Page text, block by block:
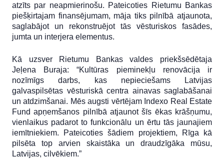
atzīts par neapmierinošu. Pateicoties Rietumu Bankas
piešķirtajam finansējumam, māja tiks pilnībā atjaunota,
saglabājot un rekonstruējot tās vēsturiskos fasādes,
jumta un interjera elementus.
Kā uzsver Rietumu Bankas valdes priekšsēdētaja
Jeļena Buraja: “Kultūras pieminekļu renovācija ir
nozīmīgs darbs, kas nepieciešams Latvijas
galvaspilsētas vēsturiskā centra ainavas saglabāšanai
un atdzimšanai. Mēs augsti vērtējam Indexo Real Estate
Fund apņemšanos pilnībā atjaunot šīs ēkas krāšņumu,
vienlaikus padarot to funkcionālu un ērtu tās jaunajiem
iemītniekiem. Pateicoties šādiem projektiem, Rīga kā
pilsēta top arvien skaistāka un draudzīgāka mūsu,
Latvijas, cilvēkiem.”